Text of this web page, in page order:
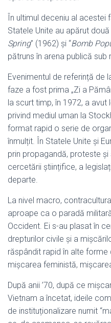
În ultimul deceniu al acestei
Statele Unite au apărut
Spring” (1962) și “Bomb
pătruns în arena publică sub
Evenimentul de referință de
faze a fost prima „Zi a
la scurt timp, în 1972, a avut
privind mediul uman la
format rapid o serie de
înmulțit. În Statele Unite și
prin propagandă, proteste
cercetării științifice, a
departe.
La nivel macro,
aproape ca o paradă
Occident. Ei s-au plasat în
drepturilor civile și a
răspândit rapid în alte
mișcarea feministă,
După anii ’70, după ce
Vietnam a încetat, ideile
de instituționalizare numit